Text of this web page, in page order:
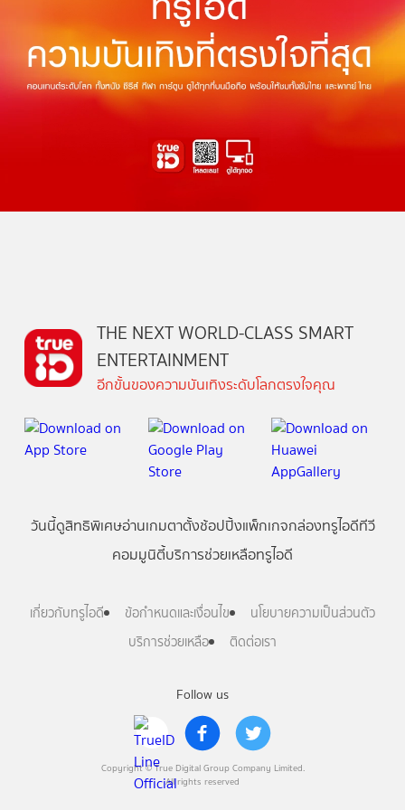
Follow us
Copyright © True Digital Group Company Limited.
All rights reserved
THE NEXT WORLD-CLASS SMART
ENTERTAINMENT
อีกขั้นของความบันเทิงระดับโลกตรงใจคุณ
วันนี้ดูสิทธิพิเศษอ่านเกมตาตั้งช้อปปิ้งแพ็กเกจกล่องทรูไอดีทีวี
คอมมูนิตี้บริการช่วยเหลือทรูไอดี
เกี่ยวกับทรูไอดี ข้อกำหนดและเงื่อนไข
นโยบายความเป็นส่วนตัว
บริการช่วยเหลือ
ติดต่อเรา